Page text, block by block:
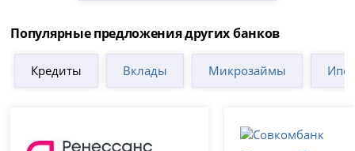
Популярные предложения других банков
Кредиты Вклады Микрозаймы